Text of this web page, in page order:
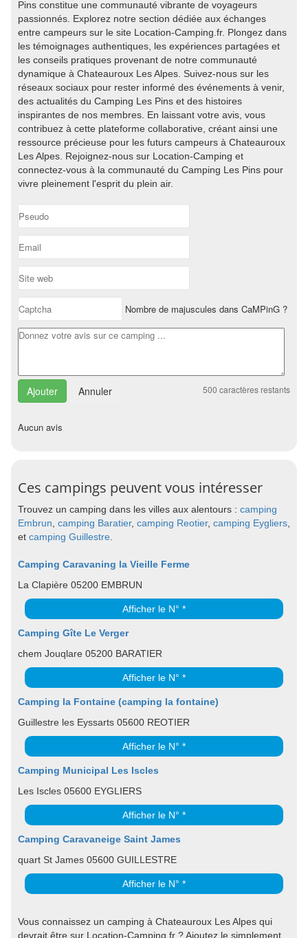
Pins constitue une communauté vibrante de voyageurs
passionnés. Explorez notre section dédiée aux échanges
entre campeurs sur le site Location-Camping.fr. Plongez dans
les témoignages authentiques, les expériences partagées et
les conseils pratiques provenant de notre communauté
dynamique à Chateauroux Les Alpes. Suivez-nous sur les
réseaux sociaux pour rester informé des événements à venir,
des actualités du Camping Les Pins et des histoires
inspirantes de nos membres. En laissant votre avis, vous
contribuez à cette plateforme collaborative, créant ainsi une
ressource précieuse pour les futurs campeurs à Chateauroux
Les Alpes. Rejoignez-nous sur Location-Camping et
connectez-vous à la communauté du Camping Les Pins pour
vivre pleinement l'esprit du plein air.
Nombre de majuscules dans CaMPinG ?
Annuler 500 caractères restants
Aucun avis
Ces campings peuvent vous intéresser
Trouvez un camping dans les villes aux alentours : camping
Embrun camping Baratier, camping Reotier, camping Eygliers
et camping Guillestre
Camping Caravaning la Vieille Ferme
La Clapière 05200 EMBRUN
Afficher le N° *
Camping Gîte Le Verger
chem Jouqlare 05200 BARATIER
Afficher le N° *
Camping la Fontaine (camping la fontaine)
Guillestre les Eyssarts 05600 REOTIER
Afficher le N° *
Camping Municipal Les Iscles
Les Iscles 05600 EYGLIERS
Afficher le N° *
Camping Caravaneige Saint James
quart St James 05600 GUILLESTRE
Afficher le N° *
Vous connaissez un camping à Chateauroux Les Alpes qui
devrait être sur Location-Camping.fr ? Ajoutez le simplement